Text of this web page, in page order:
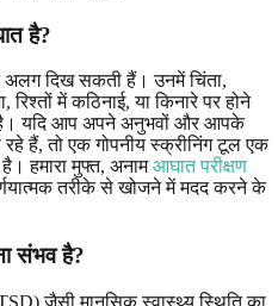
है?
अलग दिख सकती हैं। उनमें चिंता,
में कठिनाई, या किनारे पर होने
है। यदि आप अपने अनुभवों और आपके
हैं, तो एक गोपनीय स्क्रीनिंग टूल एक
हमारा मुफ्त, अनामआघात परीक्षण
तरीके से खोजने में मदद करने के
संभव है?
जैसी मानसिक स्वास्थ्य स्थिति का